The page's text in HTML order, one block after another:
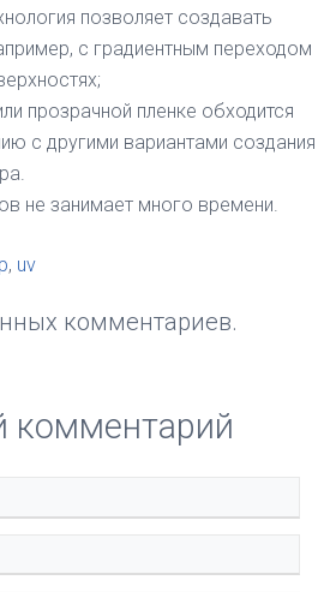
позволяет создавать
с градиентным переходом
прозрачной пленке обходится
с другими вариантами создания
не занимает много времени.
, uv
комментариев.
комментарий